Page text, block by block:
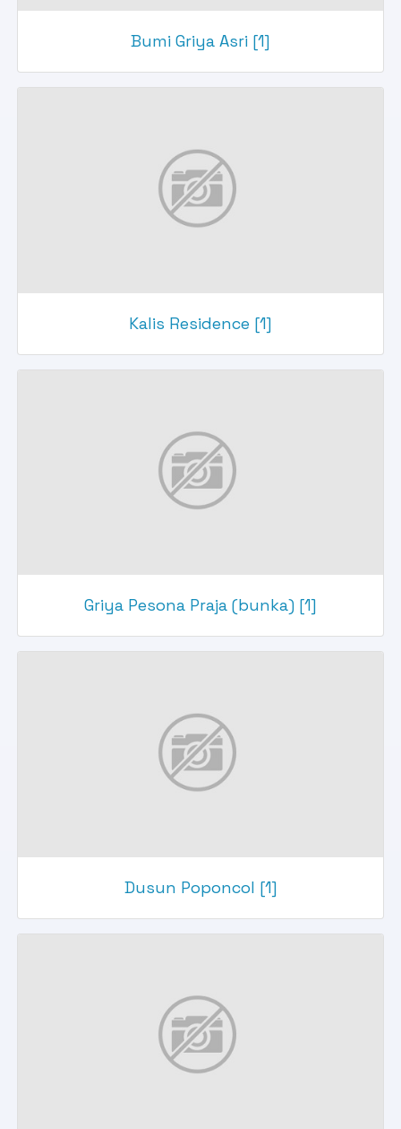
Bumi Griya Asri [1]
Kalis Residence [1]
Griya Pesona Praja (bunka) [1]
Dusun Poponcol [1]